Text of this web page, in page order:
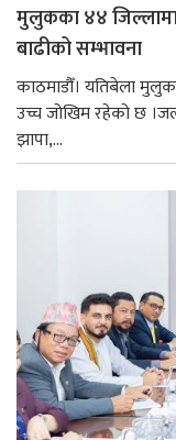
मुलुकका ४४
बाढीको सम्भावना
काठमाडौँ। यतिबेला
उच्च जोखिम रहेको छ
झापा,...